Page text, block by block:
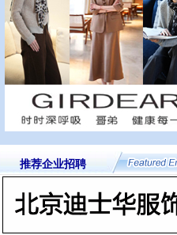
推荐企业招聘